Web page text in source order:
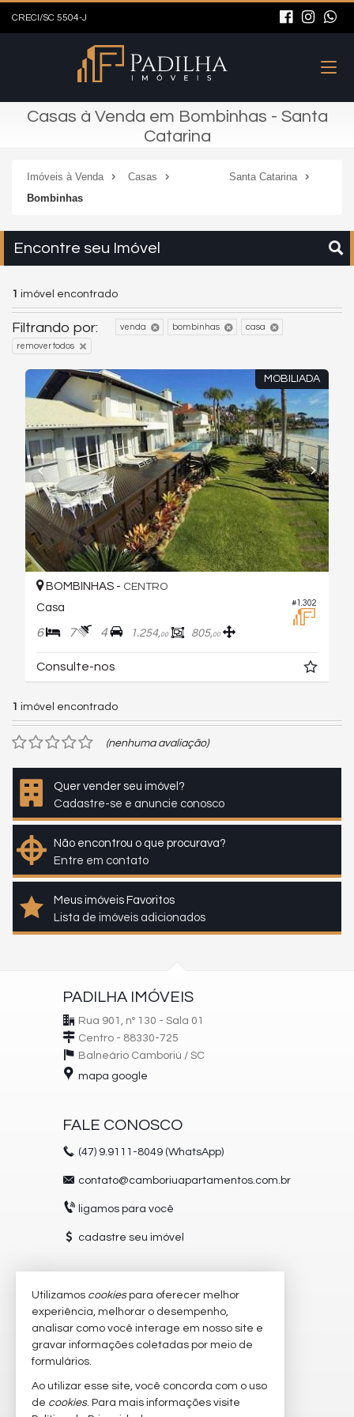
CRECI/SC 5504-J
Casas à Venda em Bombinhas - Santa
Catarina
Imóveis à Venda Casas
Santa Catarina
Bombinhas
Encontre seu Imóvel
1 imóvel encontrado
Filtrando por: venda bombinhas casa
remover todos
MOBILIADA
#1.302
BOMBINHAS - CENTRO
Casa
6 7 4 1.254,00 805,00
Consulte-nos
1 imóvel encontrado
(nenhuma avaliação)
Quer vender seu imóvel?
Cadastre-se e anuncie conosco
Não encontrou o que procurava?
Entre em contato
Meus imóveis Favoritos
Lista de imóveis adicionados
PADILHA IMÓVEIS
Rua 901, nº 130 - Sala 01
Centro - 88330-725
Balneário Camboriú / SC
mapa google
FALE CONOSCO
(47) 9.9111-8049 (WhatsApp)
contato@camboriuapartamentos.com.br
ligamos para você
cadastre seu imóvel
VEJA MAIS
receba nosso newsletter
imóveis favoritos
mapa de imóveis
Utilizamos cookiespara oferecer melhor
experiência, melhorar o desempenho,
analisar como você interage em nosso site e
gravar informações coletadas por meio de
formulários.
Ao utilizar esse site, você concorda com o uso
de cookies. Para mais informações visite